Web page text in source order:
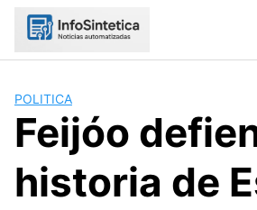
Skip
POLITICA
Feijóo
historia de